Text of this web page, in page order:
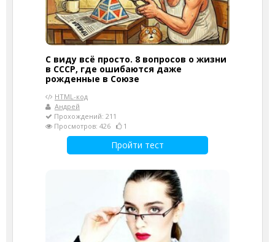
С виду всё просто. 8 вопросов о жизни
в СССР, где ошибаются даже
рожденные в Союзе
HTML-код
Андрей
Прохождений: 211
Просмотров: 426
1
Пройти тест